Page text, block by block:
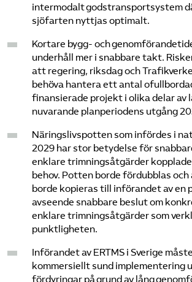
intermodalt godstransportsystem
sjöfarten nyttjas optimalt.
Kortare bygg- och
underhåll mer i snabbare takt.
att regering, riksdag och
behöva hantera ett antal
finansierade projekt i olika delar av
nuvarande planperiodens utgång
Näringslivspotten som infördes i
2029 har stor betydelse för
enklare trimningsåtgärder
behov. Potten borde fördubblas
borde kopieras till införandet av
avseende snabbare beslut om
enklare trimningsåtgärder som
punktligheten.
Införandet av ERTMS i Sverige
kommersiellt sund implementering
fördyringar på grund av lång